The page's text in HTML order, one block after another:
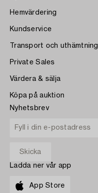
Hemvärdering
Kundservice
Transport och uthämtning
Private Sales
Värdera & sälja
Köpa på auktion
Nyhetsbrev
Ladda ner vår app
App Store